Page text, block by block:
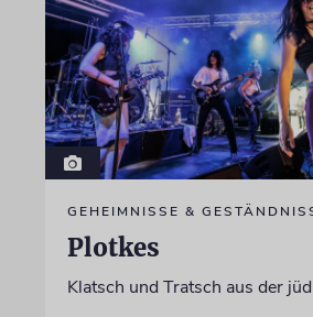
GEHEIMNISSE &
Plotkes
Klatsch und Tratsch aus der